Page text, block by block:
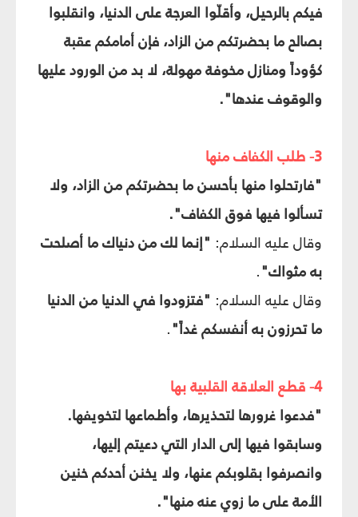
فيكم بالرحيل، وأقلّوا العرجة على الدنيا، وانقلبوا
بصالح ما بحضرتكم من الزاد، فإن أمامكم عقبة
كؤوداً ومنازل مخوفة مهولة، لا بد من الورود عليها
والوقوف عندها".
3- طلب الكفاف منها
"فارتحلوا منها بأحسن ما بحضرتكم من الزاد، ولا
تسألوا فيها فوق الكفاف".
وقال عليه السلام: "إنما لك من دنياك ما أصلحت
به مثواك".
وقال عليه السلام: "فتزودوا في الدنيا من الدنيا
ما تحرزون به أنفسكم غداً".
4- قطع العلاقة القلبية بها
"فدعوا غرورها لتحذيرها، وأطماعها لتخويفها.
وسابقوا فيها إلى الدار التي دعيتم إليها،
وانصرفوا بقلوبكم عنها، ولا يخنن أحدكم خنين
الأمة على ما زوي عنه منها".